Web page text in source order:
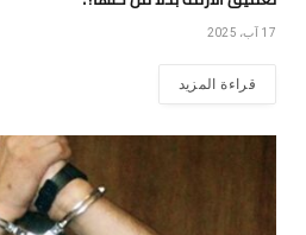
17 آب، 2025
قراءة المزيد